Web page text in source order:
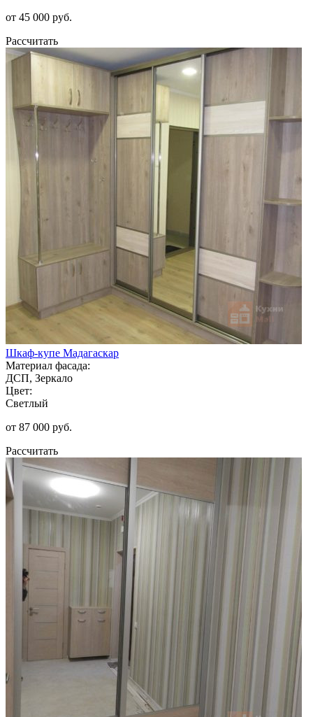
от 45 000 руб.
Рассчитать
Шкаф-купе Мадагаскар
Материал фасада:
ДСП, Зеркало
Цвет:
Светлый
от 87 000 руб.
Рассчитать